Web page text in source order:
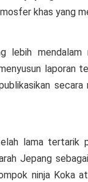
khas yang
lebih mendalam
laporan
secara
lama tertarik
Jepang
ninja Koka